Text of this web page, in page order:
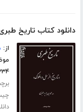
دانلود کتاب تاریخ
از:
۳۳۴